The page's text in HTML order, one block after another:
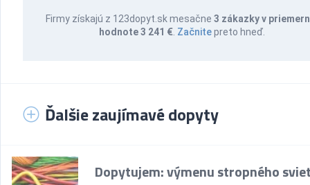
Firmy získajú z 123dopyt.sk mesačne3 zákazky v
hodnote 3 241 € Začnitepreto hneď.
Ďalšie zaujímavé dopyty
Dopytujem: výmenu stropného